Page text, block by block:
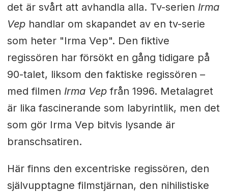
det är svårt att avhandla alla. Tv-serien Irma
Vep handlar om skapandet av en tv-serie
som heter "Irma Vep". Den fiktive
regissören har försökt en gång tidigare på
90-talet, liksom den faktiske regissören –
med filmen Irma Vepfrån 1996. Metalagret
är lika fascinerande som labyrintlik, men det
som gör Irma Vep bitvis lysande är
branschsatiren.
Här finns den excentriske regissören, den
självupptagne filmstjärnan, den nihilistiske